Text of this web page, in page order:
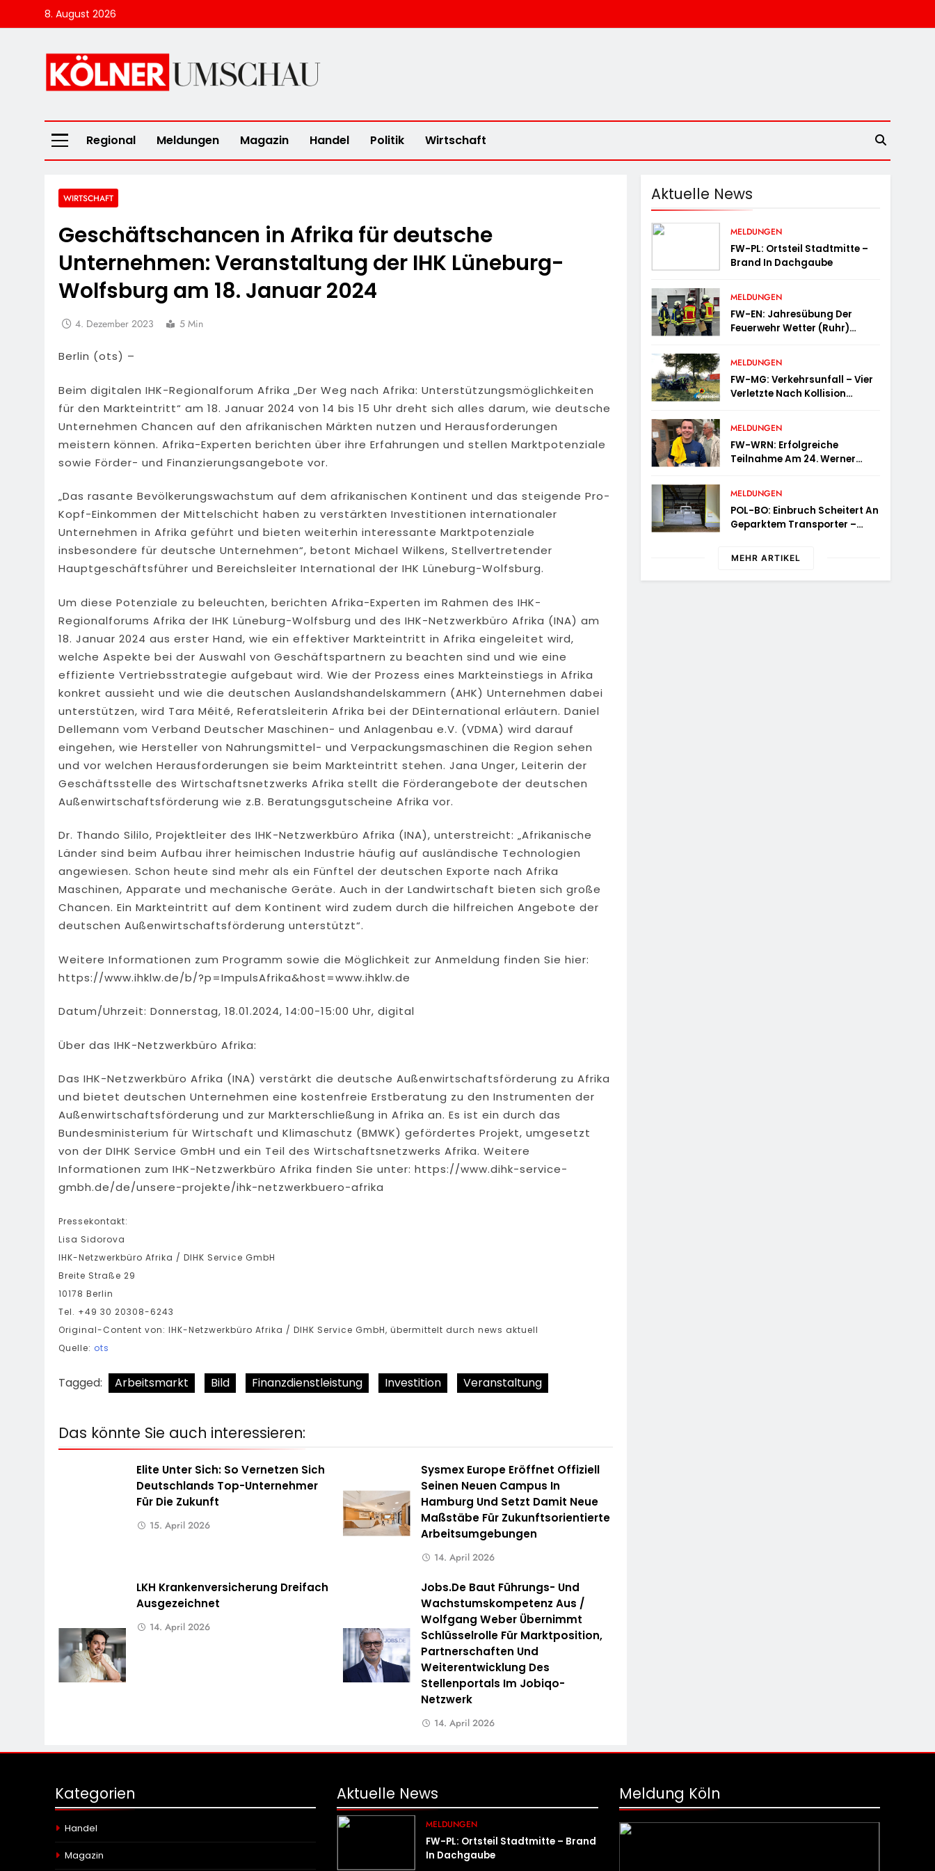
to
8. August 2026
Kölner Umschau
Regional Meldungen Magazin Handel Politik Wirtschaft
WIRTSCHAFT
Geschäftschancen in Afrika für deutsche
Unternehmen: Veranstaltung der IHK Lüneburg-
Wolfsburg am 18. Januar 2024
4. Dezember 2023 5 Min
Berlin (ots) –
Beim digitalen IHK-Regionalforum Afrika „Der Weg nach Afrika: Unterstützungsmöglichkeiten
für den Markteintritt“ am 18. Januar 2024 von 14 bis 15 Uhr dreht sich alles darum, wie deutsche
Unternehmen Chancen auf den afrikanischen Märkten nutzen und Herausforderungen
meistern können. Afrika-Experten berichten über ihre Erfahrungen und stellen Marktpotenziale
sowie Förder- und Finanzierungsangebote vor.
„Das rasante Bevölkerungswachstum auf dem afrikanischen Kontinent und das steigende Pro-
Kopf-Einkommen der Mittelschicht haben zu verstärkten Investitionen internationaler
Unternehmen in Afrika geführt und bieten weiterhin interessante Marktpotenziale
insbesondere für deutsche Unternehmen“, betont Michael Wilkens, Stellvertretender
Hauptgeschäftsführer und Bereichsleiter International der IHK Lüneburg-Wolfsburg.
Um diese Potenziale zu beleuchten, berichten Afrika-Experten im Rahmen des IHK-
Regionalforums Afrika der IHK Lüneburg-Wolfsburg und des IHK-Netzwerkbüro Afrika (INA) am
18. Januar 2024 aus erster Hand, wie ein effektiver Markteintritt in Afrika eingeleitet wird,
welche Aspekte bei der Auswahl von Geschäftspartnern zu beachten sind und wie eine
effiziente Vertriebsstrategie aufgebaut wird. Wie der Prozess eines Markteinstiegs in Afrika
konkret aussieht und wie die deutschen Auslandshandelskammern (AHK) Unternehmen dabei
unterstützen, wird Tara Méité, Referatsleiterin Afrika bei der DEinternational erläutern. Daniel
Dellemann vom Verband Deutscher Maschinen- und Anlagenbau e.V. (VDMA) wird darauf
eingehen, wie Hersteller von Nahrungsmittel- und Verpackungsmaschinen die Region sehen
und vor welchen Herausforderungen sie beim Markteintritt stehen. Jana Unger, Leiterin der
Geschäftsstelle des Wirtschaftsnetzwerks Afrika stellt die Förderangebote der deutschen
Außenwirtschaftsförderung wie z.B. Beratungsgutscheine Afrika vor.
Dr. Thando Sililo, Projektleiter des IHK-Netzwerkbüro Afrika (INA), unterstreicht: „Afrikanische
Länder sind beim Aufbau ihrer heimischen Industrie häufig auf ausländische Technologien
angewiesen. Schon heute sind mehr als ein Fünftel der deutschen Exporte nach Afrika
Maschinen, Apparate und mechanische Geräte. Auch in der Landwirtschaft bieten sich große
Chancen. Ein Markteintritt auf dem Kontinent wird zudem durch die hilfreichen Angebote der
deutschen Außenwirtschaftsförderung unterstützt“.
Weitere Informationen zum Programm sowie die Möglichkeit zur Anmeldung finden Sie hier:
https://www.ihklw.de/b/?p=ImpulsAfrika&host=www.ihklw.de
Datum/Uhrzeit: Donnerstag, 18.01.2024, 14:00-15:00 Uhr, digital
Über das IHK-Netzwerkbüro Afrika:
Das IHK-Netzwerkbüro Afrika (INA) verstärkt die deutsche Außenwirtschaftsförderung zu Afrika
und bietet deutschen Unternehmen eine kostenfreie Erstberatung zu den Instrumenten der
Außenwirtschaftsförderung und zur Markterschließung in Afrika an. Es ist ein durch das
Bundesministerium für Wirtschaft und Klimaschutz (BMWK) gefördertes Projekt, umgesetzt
von der DIHK Service GmbH und ein Teil des Wirtschaftsnetzwerks Afrika. Weitere
Informationen zum IHK-Netzwerkbüro Afrika finden Sie unter: https://www.dihk-service-
gmbh.de/de/unsere-projekte/ihk-netzwerkbuero-afrika
Pressekontakt:
Lisa Sidorova
IHK-Netzwerkbüro Afrika / DIHK Service GmbH
Breite Straße 29
10178 Berlin
Tel. +49 30 20308-6243
Original-Content von: IHK-Netzwerkbüro Afrika / DIHK Service GmbH, übermittelt durch news aktuell
Quelle: ots
Tagged: Arbeitsmarkt Bild Finanzdienstleistung Investition Veranstaltung
Das könnte Sie auch interessieren:
Elite Unter Sich: So Vernetzen Sich
Deutschlands Top-Unternehmer
Für Die Zukunft
15. April 2026
Sysmex Europe Eröffnet Offiziell
Seinen Neuen Campus In
Hamburg Und Setzt Damit Neue
Maßstäbe Für Zukunftsorientierte
Arbeitsumgebungen
14. April 2026
LKH Krankenversicherung Dreifach
Ausgezeichnet
14. April 2026
Jobs.de Baut Führungs- Und
Wachstumskompetenz Aus /
Wolfgang Weber Übernimmt
Schlüsselrolle Für Marktposition,
Partnerschaften Und
Weiterentwicklung Des
Stellenportals Im Jobiqo-
Netzwerk
14. April 2026
Aktuelle News
MELDUNGEN
FW-PL: Ortsteil Stadtmitte –
Brand In Dachgaube
MELDUNGEN
FW-EN: Jahresübung Der
Feuerwehr Wetter (Ruhr)
MELDUNGEN
FW-MG: Verkehrsunfall – Vier
Verletzte Nach Kollision
MELDUNGEN
FW-WRN: Erfolgreiche
Teilnahme Am 24. Werner
MELDUNGEN
POL-BO: Einbruch Scheitert An
Geparktem Transporter –
MEHR ARTIKEL
Kategorien
Handel
Magazin
Aktuelle News
MELDUNGEN
FW-PL: Ortsteil Stadtmitte – Brand
In Dachgaube
Meldung Köln